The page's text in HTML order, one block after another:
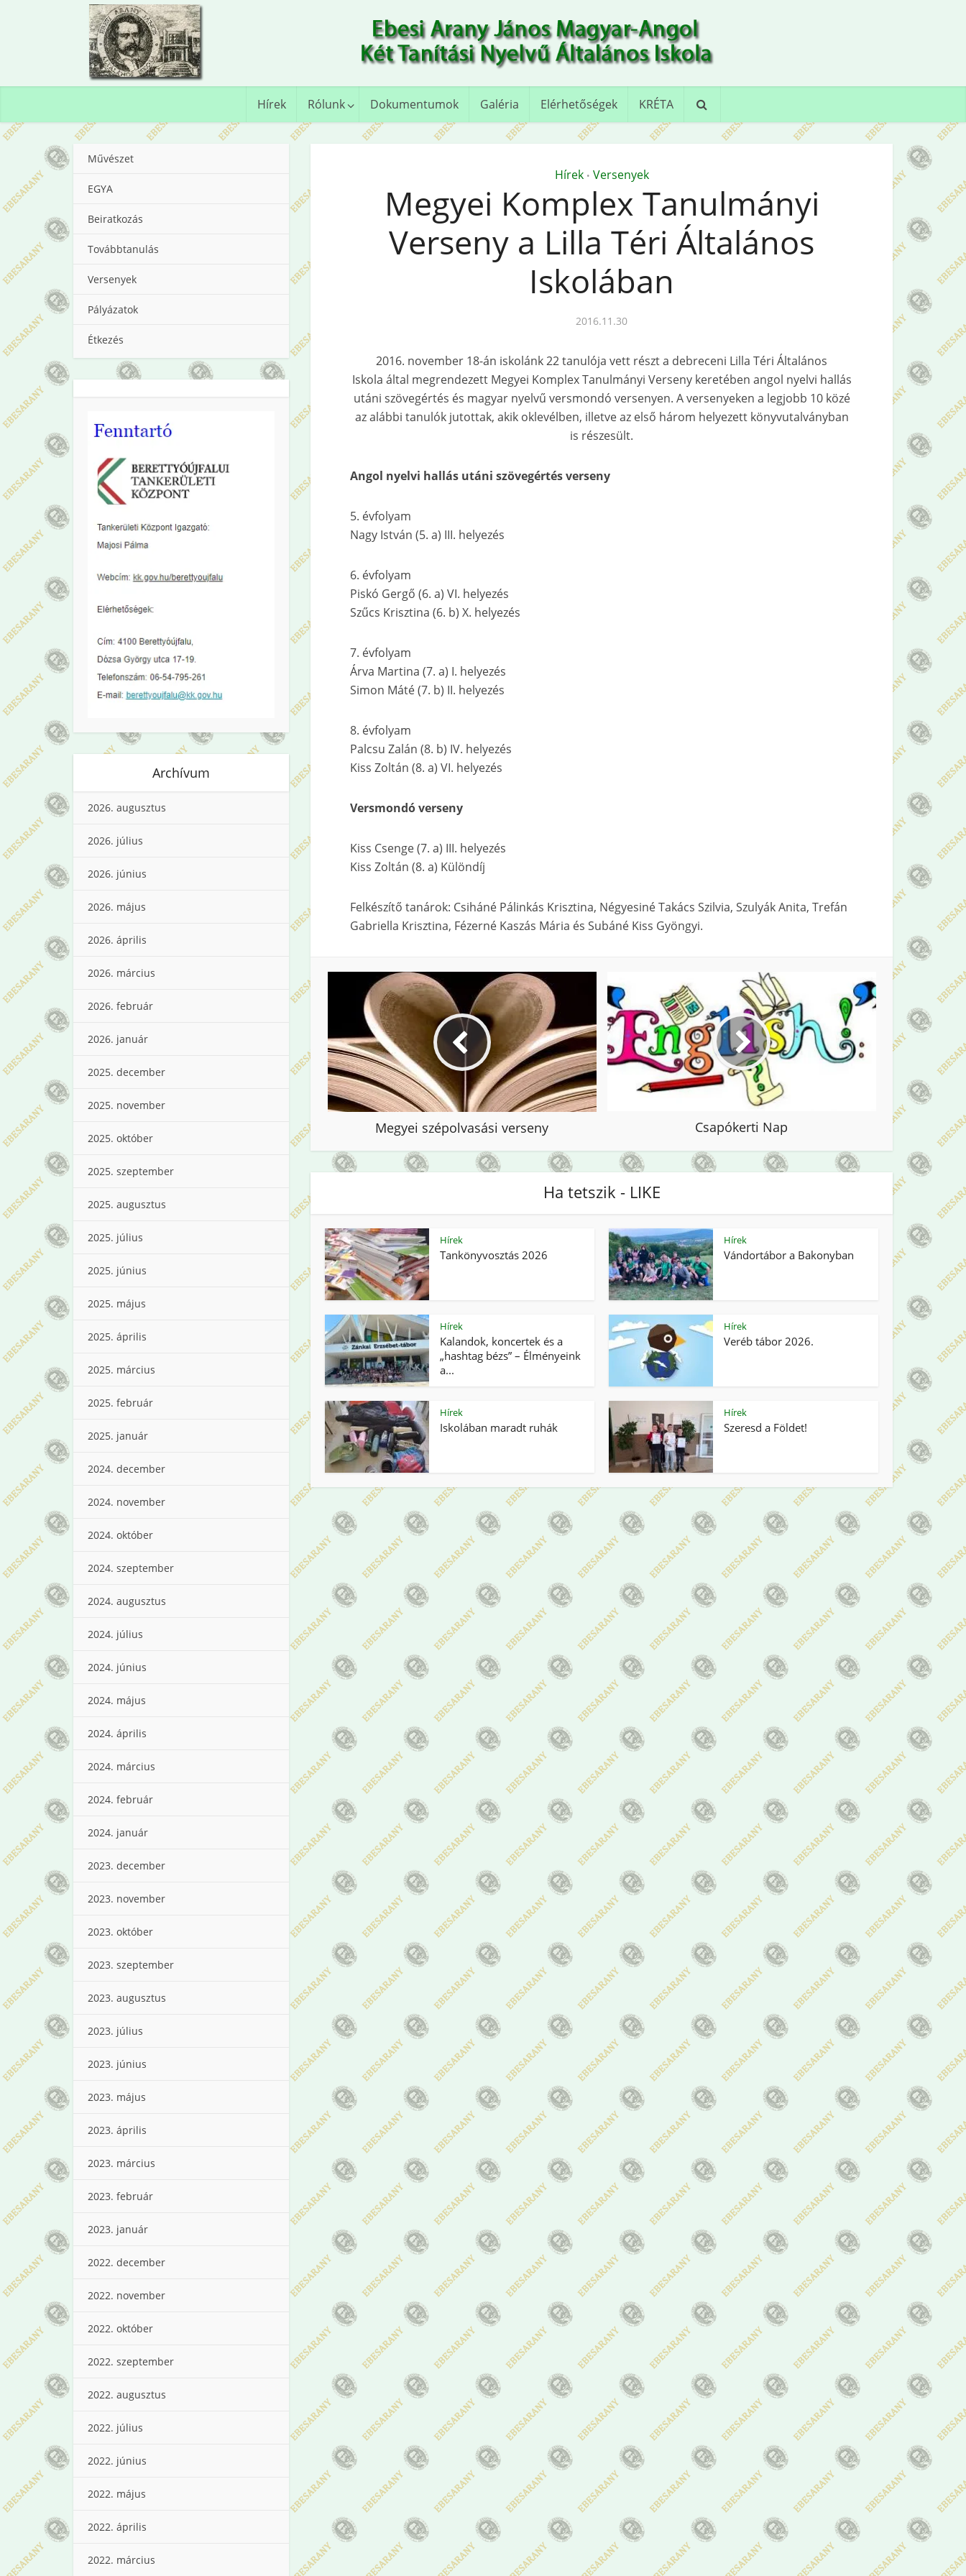
Hírek Rólunk Dokumentumok Galéria Elérhetőségek KRÉTA
Művészet
EGYA
Beiratkozás
Továbbtanulás
Versenyek
Pályázatok
Étkezés
Archívum
2026. augusztus
2026. július
2026. június
2026. május
2026. április
2026. március
2026. február
2026. január
2025. december
2025. november
2025. október
2025. szeptember
2025. augusztus
2025. július
2025. június
2025. május
2025. április
2025. március
2025. február
2025. január
2024. december
2024. november
2024. október
2024. szeptember
2024. augusztus
2024. július
2024. június
2024. május
2024. április
2024. március
2024. február
2024. január
2023. december
2023. november
2023. október
2023. szeptember
2023. augusztus
2023. július
2023. június
2023. május
2023. április
2023. március
2023. február
2023. január
2022. december
2022. november
2022. október
2022. szeptember
2022. augusztus
2022. július
2022. június
2022. május
2022. április
2022. március
Hírek • Versenyek
Megyei Komplex Tanulmányi
Verseny a Lilla Téri Általános
Iskolában
2016.11.30
2016. november 18-án iskolánk 22 tanulója vett részt a debreceni Lilla Téri Általános
Iskola által megrendezett Megyei Komplex Tanulmányi Verseny keretében angol nyelvi hallás
utáni szövegértés és magyar nyelvű versmondó versenyen. A versenyeken a legjobb 10 közé
az alábbi tanulók jutottak, akik oklevélben, illetve az első három helyezett könyvutalványban
is részesült.
Angol nyelvi hallás utáni szövegértés verseny
5. évfolyam
Nagy István (5. a) III. helyezés
6. évfolyam
Piskó Gergő (6. a) VI. helyezés
Szűcs Krisztina (6. b) X. helyezés
7. évfolyam
Árva Martina (7. a) I. helyezés
Simon Máté (7. b) II. helyezés
8. évfolyam
Palcsu Zalán (8. b) IV. helyezés
Kiss Zoltán (8. a) VI. helyezés
Versmondó verseny
Kiss Csenge (7. a) III. helyezés
Kiss Zoltán (8. a) Különdíj
Felkészítő tanárok: Csiháné Pálinkás Krisztina, Négyesiné Takács Szilvia, Szulyák Anita, Trefán
Gabriella Krisztina, Fézerné Kaszás Mária és Subáné Kiss Gyöngyi.
Megyei szépolvasási verseny Csapókerti Nap
Ha tetszik - LIKE
Hírek
Tankönyvosztás 2026
Hírek
Vándortábor a Bakonyban
Hírek
Kalandok, koncertek és a
„hashtag bézs” – Élményeink
a...
Hírek
Veréb tábor 2026.
Hírek
Iskolában maradt ruhák
Hírek
Szeresd a Földet!